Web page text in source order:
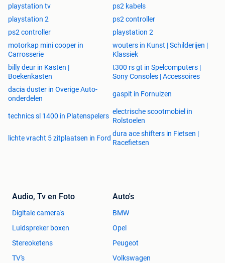
playstation tv
ps2 kabels
playstation 2
ps2 controller
ps2 controller
playstation 2
motorkap mini cooper in
Carrosserie
wouters in Kunst | Schilderijen |
Klassiek
billy deur in Kasten |
Boekenkasten
t300 rs gt in Spelcomputers |
Sony Consoles | Accessoires
dacia duster in Overige Auto-
onderdelen
gaspit in Fornuizen
technics sl 1400 in Platenspelers
electrische scootmobiel in
Rolstoelen
lichte vracht 5 zitplaatsen in Ford
dura ace shifters in Fietsen |
Racefietsen
Audio, Tv en Foto
Digitale camera's
Luidspreker boxen
Stereoketens
TV's
Auto's
BMW
Opel
Peugeot
Volkswagen